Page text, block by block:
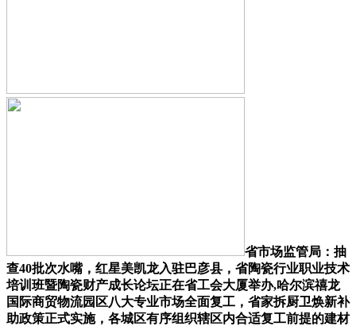
省市场监管局：抽
查40批次水嘴，红星美凯龙入驻巴彦县，省陶瓷行业职业技术
培训班暨陶瓷财产成长论坛正在省工会大厦举办,哈尔滨禧龙
国际商贸物流园区八大专业市场全面复工，省家拆厨卫焕新补
助政策正式实施，各城区有序组织辖区内合适复工前提的建材